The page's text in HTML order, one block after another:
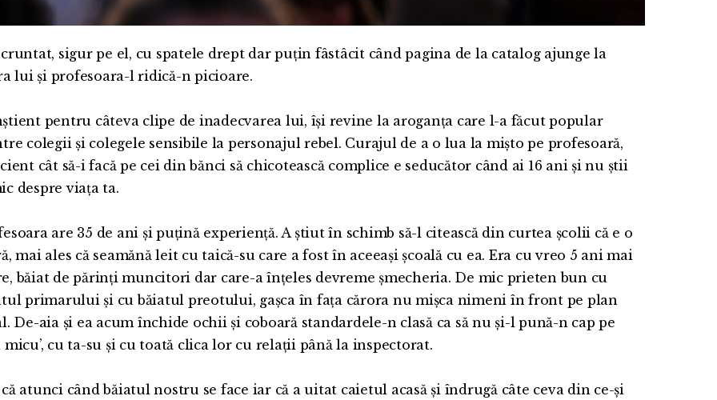
sigur pe el, cu spatele drept dar puțin fâstâcit când pagina de la catalog ajunge la
lui și profesoara-l ridică-n picioare.
pentru câteva clipe de inadecvarea lui, își revine la aroganța care l-a făcut popular
colegii și colegele sensibile la personajul rebel. Curajul de a o lua la mișto pe profesoară,
cât să-i facă pe cei din bănci să chicotească complice e seducător când ai 16 ani și nu știi
despre viața ta.
are 35 de ani și puțină experiență. A știut în schimb să-l citească din curtea școlii că e o
mai ales că seamănă leit cu taică-su care a fost în aceeași școală cu ea. Era cu vreo 5 ani mai
băiat de părinți muncitori dar care-a înțeles devreme șmecheria. De mic prieten bun cu
primarului și cu băiatul preotului, gașca în fața cărora nu mișca nimeni în front pe plan
De-aia și ea acum închide ochii și coboară standardele-n clasă ca să nu și-l pună-n cap pe
micu’, cu ta-su și cu toată clica lor cu relații până la inspectorat.
că atunci când băiatul nostru se face iar că a uitat caietul acasă și îndrugă câte ceva din ce-și